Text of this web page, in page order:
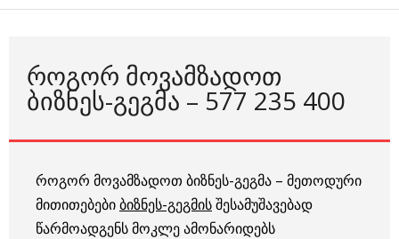
ᲠᲝᲒᲝᲠ ᲛᲝᲕᲐᲛᲖᲐᲓᲝᲗ
ᲑᲘᲖᲜᲔᲡ-ᲒᲔᲒᲛᲐ – 577 235 400
როგორ მოვამზადოთ ბიზნეს-გეგმა – მეთოდური
მითითებებიბიზნეს-გეგმისშესამუშავებად
წარმოადგენს მოკლე ამონარიდებს